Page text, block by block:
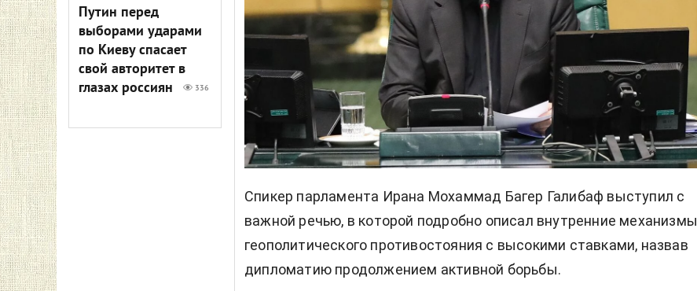
Путин перед
выборами ударами
по Киеву спасает
свой авторитет в
глазах россиян
336
Спикер парламента Ирана Мохаммад Багер Галибаф выступил с
важной речью, в которой подробно описал внутренние механизмы
геополитического противостояния с высокими ставками, назвав
дипломатию продолжением активной борьбы.